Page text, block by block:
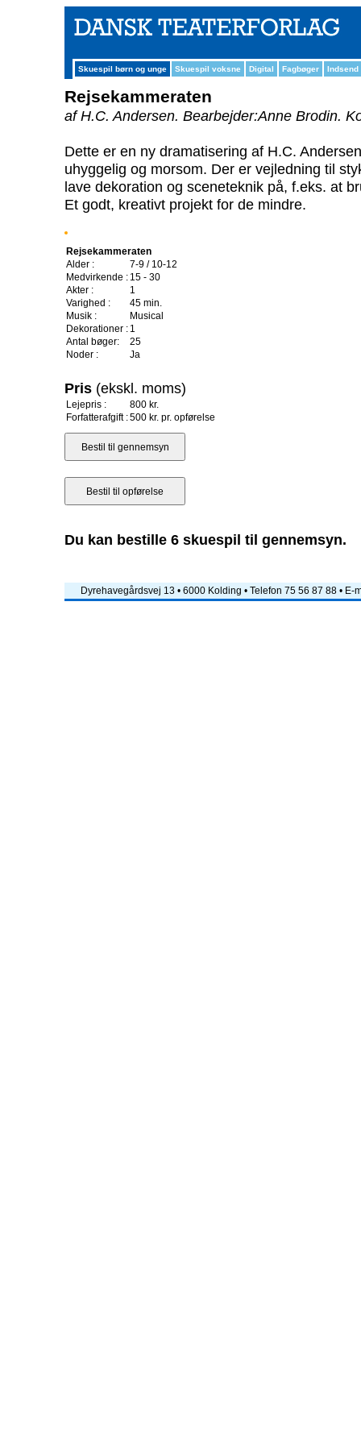
Skuespil børn og unge Skuespil voksne Digital Fagbøger Indsend
Rejsekammeraten
af H.C. Andersen. Bearbejder:Anne Brodin.
Dette er en ny dramatisering af H.C.
uhyggelig og morsom. Der er vejledning til
lave dekoration og sceneteknik på, f.eks. at
Et godt, kreativt projekt for de mindre.
Rejsekammeraten
Alder :
7-9 / 10-12
Medvirkende : 15 - 30
Akter :
1
Varighed :
45 min.
Musik :
Musical
Dekorationer : 1
Antal bøger:
25
Noder :
Ja
Pris (ekskl. moms)
Lejepris :
800 kr.
Forfatterafgift :500 kr. pr. opførelse
Du kan bestille 6 skuespil til gennemsyn.
Dyrehavegårdsvej 13 • 6000 Kolding • Telefon 75 56 87 88 • E-